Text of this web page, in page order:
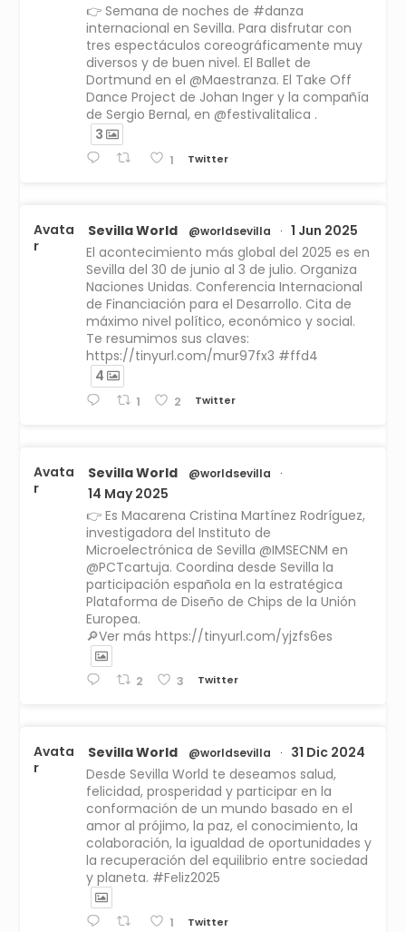
👉 Semana de noches de #danza
internacional en Sevilla. Para disfrutar con
tres espectáculos coreográficamente muy
diversos y de buen nivel. El Ballet de
Dortmund en el @Maestranza. El Take Off
Dance Project de Johan Inger y la compañía
de Sergio Bernal, en @festivalitalica .
3
1 Twitter
Avata
r
Sevilla World @worldsevilla ·
1 Jun 2025
El acontecimiento más global del 2025 es en
Sevilla del 30 de junio al 3 de julio. Organiza
Naciones Unidas. Conferencia Internacional
de Financiación para el Desarrollo. Cita de
máximo nivel político, económico y social.
Te resumimos sus claves:
https://tinyurl.com/mur97fx3 #ffd4
4
1 2 Twitter
Avata
r
Sevilla World @worldsevilla ·
14 May 2025
👉 Es Macarena Cristina Martínez Rodríguez,
investigadora del Instituto de
Microelectrónica de Sevilla @IMSECNM en
@PCTcartuja. Coordina desde Sevilla la
participación española en la estratégica
Plataforma de Diseño de Chips de la Unión
Europea.
🔎Ver más https://tinyurl.com/yjzfs6es
2 3 Twitter
Avata
r
Sevilla World @worldsevilla ·
31 Dic 2024
Desde Sevilla World te deseamos salud,
felicidad, prosperidad y participar en la
conformación de un mundo basado en el
amor al prójimo, la paz, el conocimiento, la
colaboración, la igualdad de oportunidades y
la recuperación del equilibrio entre sociedad
y planeta. #Feliz2025
1 Twitter